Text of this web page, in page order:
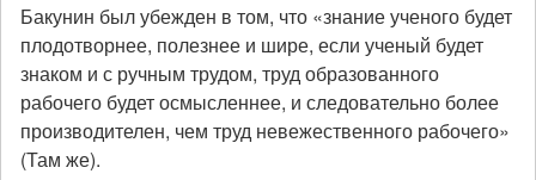
Бакунин был убежден в том, что «знание ученого будет
плодотворнее, полезнее и шире, если ученый будет
знаком и с ручным трудом, труд образованного
рабочего будет осмысленнее, и следовательно более
производителен, чем труд невежественного рабочего»
(Там же).